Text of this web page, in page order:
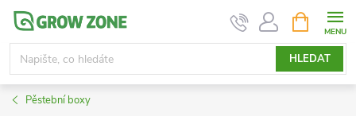
Přejít
obsah
HLEDAT
NÁKUPNÍ
KOŠÍK
Pěstební boxy